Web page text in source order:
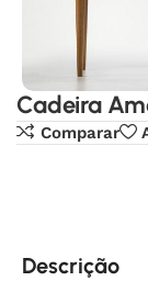
Cadeira
Comparar
Descrição